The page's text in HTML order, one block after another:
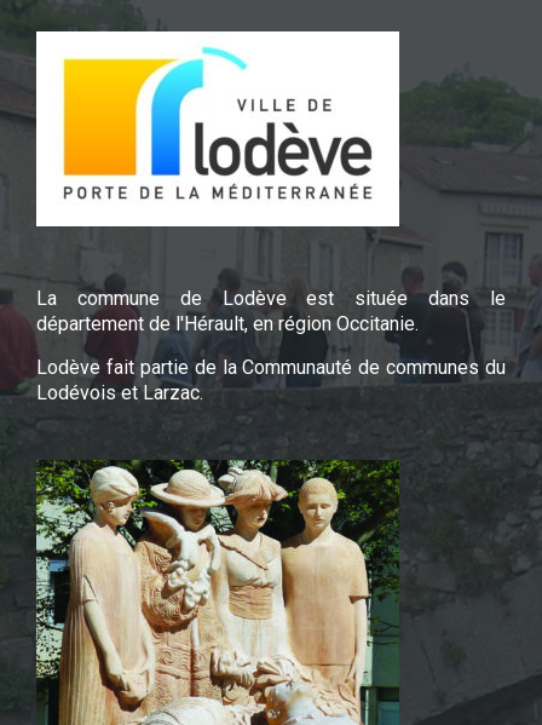
La commune de Lodève est située dans le
département de l'Hérault, en région Occitanie.
Lodève fait partie de la Communauté de communes du
Lodévois et Larzac.